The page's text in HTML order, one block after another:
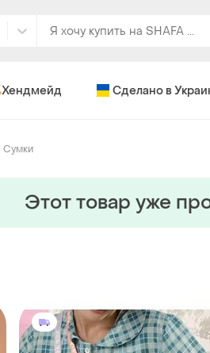
Хендмейд Сделано в
Сумки
Этот товар уже